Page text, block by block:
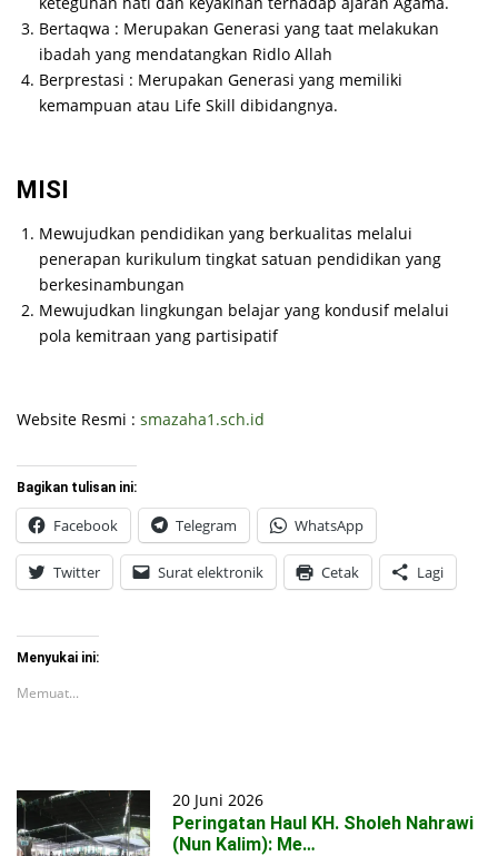
Bertaqwa : Merupakan Generasi yang taat melakukan
ibadah yang mendatangkan Ridlo Allah
Berprestasi : Merupakan Generasi yang memiliki
kemampuan atau Life Skill dibidangnya.
MISI
Mewujudkan pendidikan yang berkualitas melalui
penerapan kurikulum tingkat satuan pendidikan yang
berkesinambungan
Mewujudkan lingkungan belajar yang kondusif melalui
pola kemitraan yang partisipatif
Website Resmi : smazaha1.sch.id
Bagikan tulisan ini:
Facebook Telegram WhatsApp
Twitter Surat elektronik Cetak Lagi
Menyukai ini:
Memuat...
20 Juni 2026
Peringatan Haul KH. Sholeh Nahrawi
(Nun Kalim): Me…